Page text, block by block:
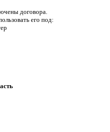
договора.
его под: